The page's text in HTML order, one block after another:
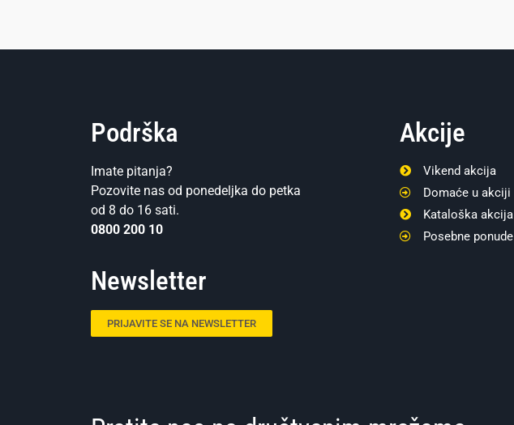
Podrška
Imate pitanja?
Pozovite nas od ponedeljka do petka
od 8 do 16 sati.
0800 200 10
Newsletter
PRIJAVITE SE NA NEWSLETTER
Akcije
Vikend akcija
Domaće u akciji
Kataloška akcija
Posebne ponude